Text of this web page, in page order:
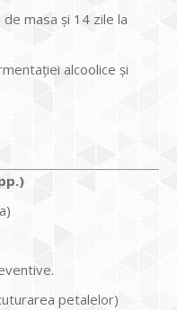
masa şi 14 zile la
alcoolice şi
petalelor)